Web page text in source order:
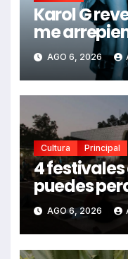
Karol G
me
Drake,
estrellas se
AGO 6, 2026
Cultura Principal
4 festivales
puedes
2026
AGO 6, 2026